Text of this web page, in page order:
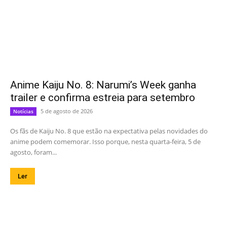
Anime Kaiju No. 8: Narumi’s Week ganha
trailer e confirma estreia para setembro
Notícias 5 de agosto de 2026
Os fãs de Kaiju No. 8 que estão na expectativa pelas novidades do
anime podem comemorar. Isso porque, nesta quarta-feira, 5 de
agosto, foram...
Ler